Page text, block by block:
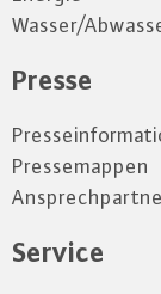
Wasser/
Presse
Pressemappen
Service